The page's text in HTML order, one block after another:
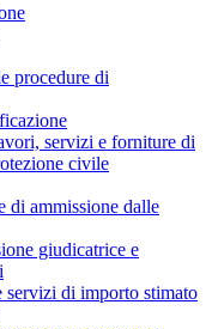
procedure di
servizi e forniture di
civile
di ammissione dalle
giudicatrice e
servizi di importo stimato